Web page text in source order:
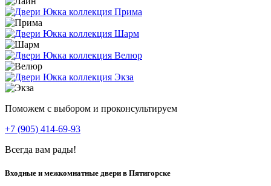
Поможем с выбором и проконсультируем
+7 (905) 414-69-93
Всегда вам рады!
Входные и межкомнатные двери в Пятигорске